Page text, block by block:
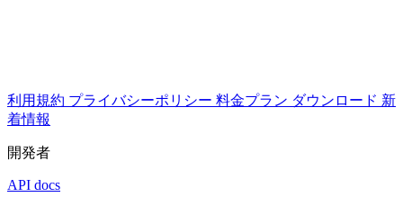
利用規約 プライバシーポリシー 料金プラン ダウンロード 新
着情報
開発者
API docs